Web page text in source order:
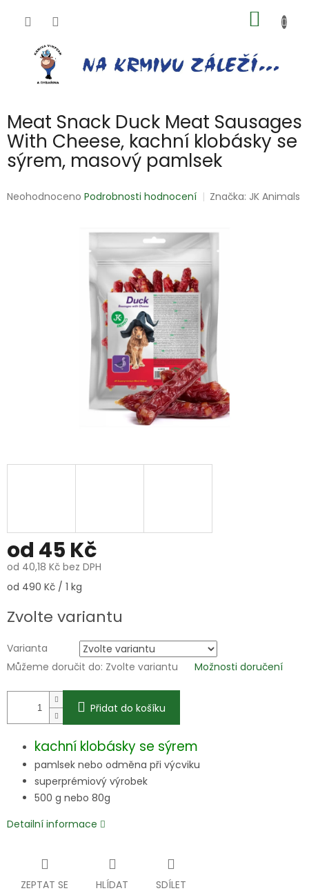
KOŠÍK
Meat Snack Duck Meat Sausages
With Cheese, kachní klobásky se
sýrem, masový pamlsek
Průměrné
Neohodnoceno Podrobnosti hodnocení Značka: JK Animals
od 45 Kč
od 40,18 Kč bez DPH
Měrná
od 490 Kč / 1 kg
Zvolte variantu
Varianta
Můžeme doručit do: Zvolte variantu Možnosti doručení
Přidat do košíku
kachní klobásky se sýrem
pamlsek nebo odměna při výcviku
superprémiový výrobek
500 g nebo 80g
Detailní informace
ZEPTAT SE HLÍDAT SDÍLET